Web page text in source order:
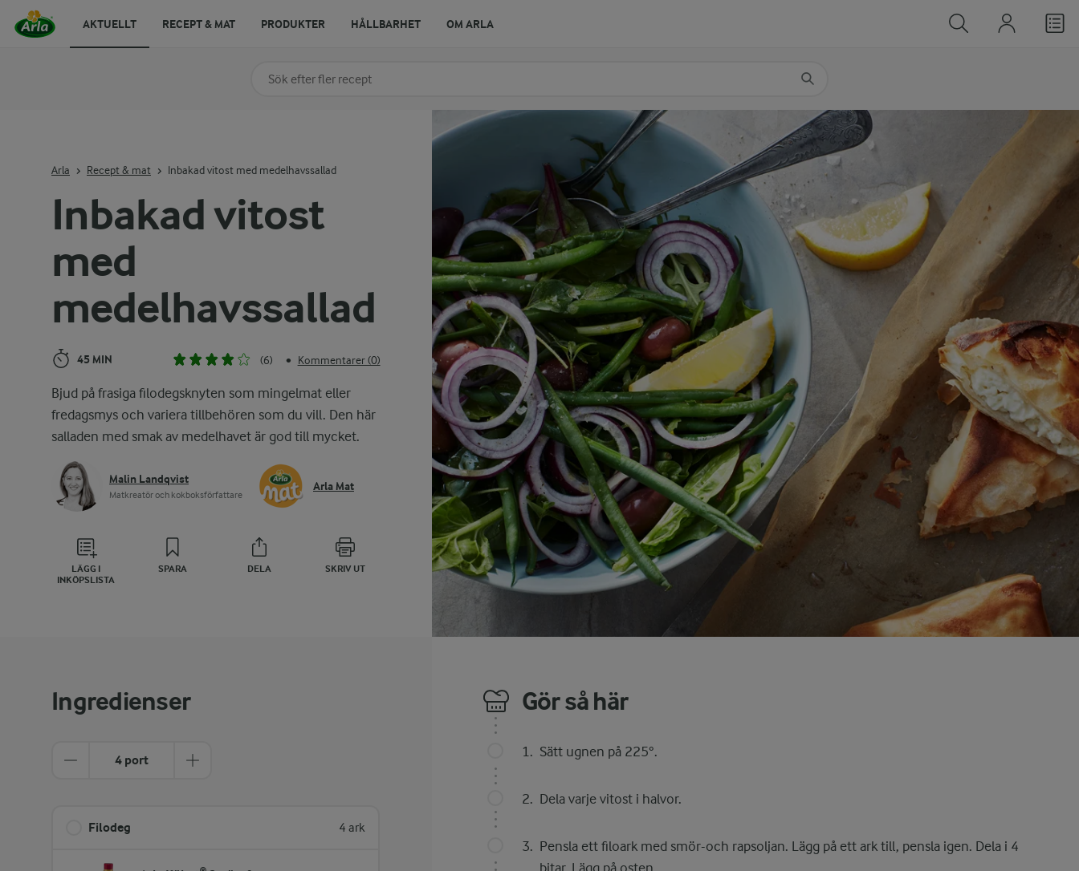
Inbakad vitost
med
medelhavssallad
45 MIN (6) • Kommentarer (0)
Bjud på frasiga filodegsknyten som mingelmat eller
fredagsmys och variera tillbehören som du vill. Den här
salladen med smak av medelhavet är god till mycket.
Malin Landqvist
Matkreatör och kokboksförfattare
Arla Mat
LÄGG I
INKÖPSLISTA
SPARA DELA SKRIV UT
Arla Recept & mat Inbakad vitost med medelhavssallad
Ingredienser
4 port
Filodeg 4 ark
Gör så här
Sätt ugnen på 225°.
Dela varje vitost i halvor.
Pensla ett filoark med smör-och rapsoljan. Lägg på ett ark till, pensla igen. Dela i 4
bitar. Lägg på osten.
Sök på kategori eller ingrediens
AKTUELLT RECEPT & MAT PRODUKTER HÅLLBARHET OM ARLA